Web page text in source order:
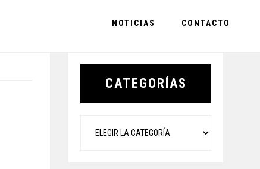
NOTICIAS CONTACTO
Primary
CATEGORÍAS